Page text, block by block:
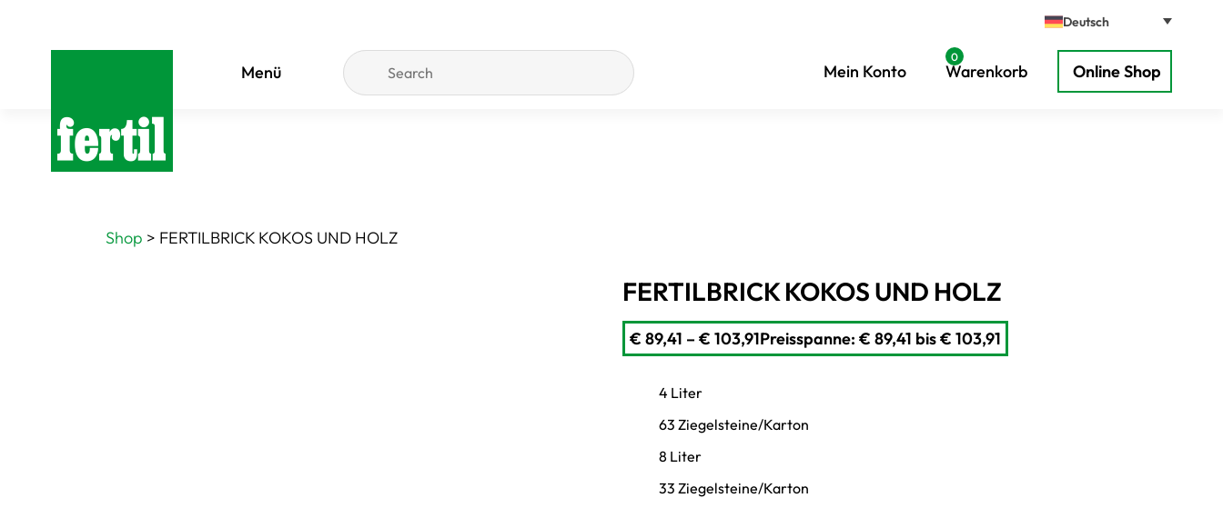
Deutsch
Menü Mein Konto Warenkorb
0
Online Shop
Shop > FERTILBRICK KOKOS UND HOLZ
FERTILBRICK KOKOS UND HOLZ
€ 89,41 – € 103,91Preisspanne: € 89,41 bis € 103,91
4 Liter
63 Ziegelsteine/Karton
8 Liter
33 Ziegelsteine/Karton